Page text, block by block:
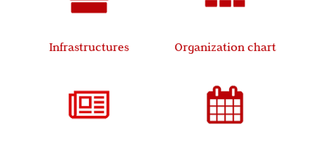
Infrastructures Organization chart